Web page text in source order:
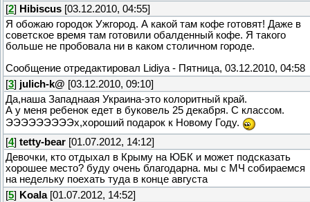
[2] Hibiscus [03.12.2010, 04:55]
Я обожаю городок Ужгород. А какой там кофе готовят! Даже в
советское время там готовили обалденный кофе. Я такого
больше не пробовала ни в каком столичном городе.
Сообщение отредактировал Lidiya - Пятница, 03.12.2010, 04:58
[3] julich-k@ [03.12.2010, 09:10]
Да,наша Западнаая Украина-это колоритный край.
А у меня ребенок едет в буковель 25 декабря. С классом.
ЭЭЭЭЭЭЭЭЭх,хороший подарок к Новому Году.
[4] tetty-bear [01.07.2012, 14:12]
Девочки, кто отдыхал в Крыму на ЮБК и может подсказать
хорошее место? буду очень благодарна. мы с МЧ собираемся
на недельку поехать туда в конце августа
[5] Koala[01.07.2012, 14:52]